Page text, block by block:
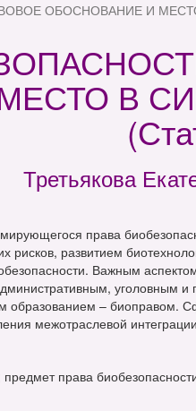
ОБОСНОВАНИЕ И
В
Третьякова
права
рисков, развитием
Важным
– биоправом.
межотраслевой
права